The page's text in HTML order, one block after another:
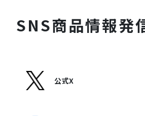
SNS商品情報発
公式X